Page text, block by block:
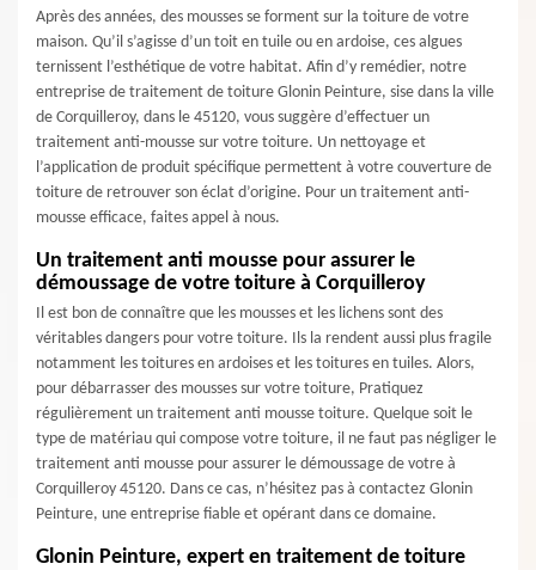
Après des années, des mousses se forment sur la toiture de votre
maison. Qu’il s’agisse d’un toit en tuile ou en ardoise, ces algues
ternissent l’esthétique de votre habitat. Afin d’y remédier, notre
entreprise de traitement de toiture Glonin Peinture, sise dans la ville
de Corquilleroy, dans le 45120, vous suggère d’effectuer un
traitement anti-mousse sur votre toiture. Un nettoyage et
l’application de produit spécifique permettent à votre couverture de
toiture de retrouver son éclat d’origine. Pour un traitement anti-
mousse efficace, faites appel à nous.
Un traitement anti mousse pour assurer le
démoussage de votre toiture à Corquilleroy
Il est bon de connaître que les mousses et les lichens sont des
véritables dangers pour votre toiture. Ils la rendent aussi plus fragile
notamment les toitures en ardoises et les toitures en tuiles. Alors,
pour débarrasser des mousses sur votre toiture, Pratiquez
régulièrement un traitement anti mousse toiture. Quelque soit le
type de matériau qui compose votre toiture, il ne faut pas négliger le
traitement anti mousse pour assurer le démoussage de votre à
Corquilleroy 45120. Dans ce cas, n’hésitez pas à contactez Glonin
Peinture, une entreprise fiable et opérant dans ce domaine.
Glonin Peinture, expert en traitement de toiture